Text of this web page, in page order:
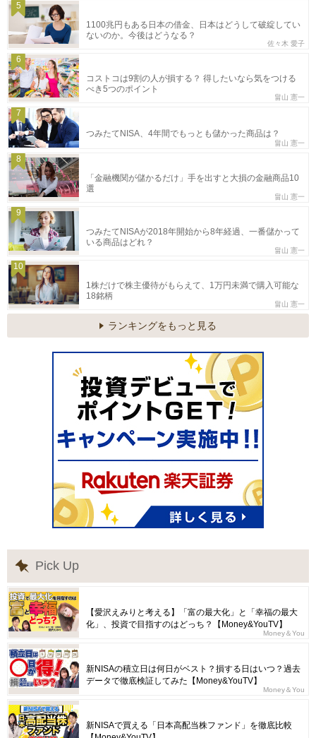
5
1100兆円もある日本の借金、日本はどうして破綻してい
ないのか。今後はどうなる？
佐々木 愛子
6
コストコは9割の人が損する？ 得したいなら気をつける
べき5つのポイント
畠山 憲一
7
つみたてNISA、4年間でもっとも儲かった商品は？
畠山 憲一
8
「金融機関が儲かるだけ」手を出すと大損の金融商品10
選
畠山 憲一
9
つみたてNISAが2018年開始から8年経過、一番儲かって
いる商品はどれ？
畠山 憲一
10
1株だけで株主優待がもらえて、1万円未満で購入可能な
18銘柄
畠山 憲一
ランキングをもっと見る
Pick Up
【愛沢えみりと考える】「富の最大化」と「幸福の最大
化」、投資で目指すのはどっち？【Money&YouTV】
Money＆You
新NISAの積立日は何日がベスト？損する日はいつ？過去
データで徹底検証してみた【Money&YouTV】
Money＆You
新NISAで買える「日本高配当株ファンド」を徹底比較